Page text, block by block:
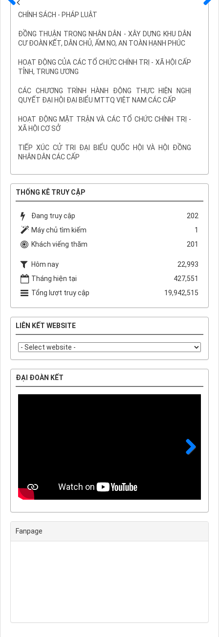
CHÍNH SÁCH - PHÁP LUẬT
ĐỒNG THUẬN TRONG NHÂN DÂN - XÂY DỰNG KHU DÂN
CƯ ĐOÀN KẾT, DÂN CHỦ, ẤM NO, AN TOÀN HẠNH PHÚC
HOẠT ĐỘNG CỦA CÁC TỔ CHỨC CHÍNH TRỊ - XÃ HỘI CẤP
TỈNH, TRUNG ƯƠNG
CÁC CHƯƠNG TRÌNH HÀNH ĐỘNG THỰC HIỆN NGHỊ
QUYẾT ĐẠI HỘI ĐẠI BIỂU MTTQ VIỆT NAM CÁC CẤP
HOẠT ĐỘNG MẶT TRẬN VÀ CÁC TỔ CHỨC CHÍNH TRỊ -
XÃ HỘI CƠ SỞ
TIẾP XÚC CỬ TRI ĐẠI BIỂU QUỐC HỘI VÀ HỘI ĐỒNG
NHÂN DÂN CÁC CẤP
THỐNG KÊ TRUY CẬP
Đang truy cập
202
Máy chủ tìm kiếm
1
Khách viếng thăm
201
Hôm nay
22,993
Tháng hiện tại
427,551
Tổng lượt truy cập
19,942,515
LIÊN KẾT WEBSITE
ĐẠI ĐOÀN KẾT
Trước
Fanpage